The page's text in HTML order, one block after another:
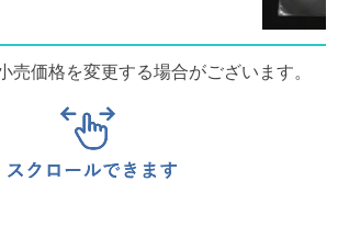
売価格を変更する場合がございます。